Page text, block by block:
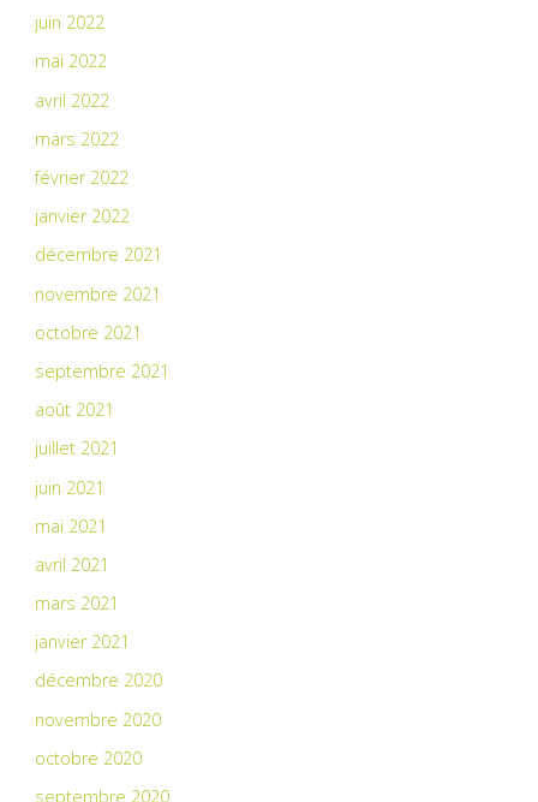
juin 2022
mai 2022
avril 2022
mars 2022
février 2022
janvier 2022
décembre 2021
novembre 2021
octobre 2021
septembre 2021
août 2021
juillet 2021
juin 2021
mai 2021
avril 2021
mars 2021
janvier 2021
décembre 2020
novembre 2020
octobre 2020
septembre 2020